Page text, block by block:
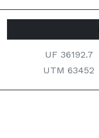
UF 36192.7
UTM 63452